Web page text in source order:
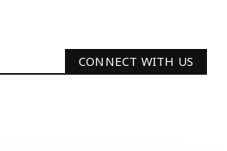
CONNECT WITH US